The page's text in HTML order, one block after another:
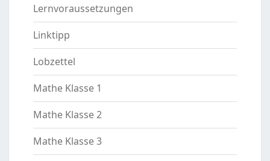
Lernvoraussetzungen
Linktipp
Lobzettel
Mathe Klasse 1
Mathe Klasse 2
Mathe Klasse 3